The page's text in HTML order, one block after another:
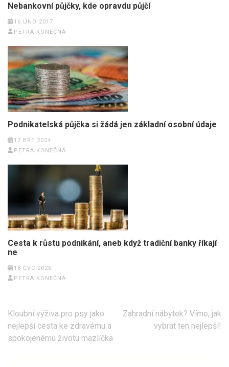
Nebankovní půjčky, kde opravdu půjčí
16 ÚNO 2017
PETRA KONEČNÁ
Podnikatelská půjčka si žádá jen základní osobní údaje
17 BŘE 2024
PETRA KONEČNÁ
Cesta k růstu podnikání, aneb když tradiční banky říkají
ne
18 ČVC 2026
PETRA KONEČNÁ
Navigace
pro
příspěvek
Kloubní výživa pro psy jako
nejlepší cesta ke zdravému a
spokojenému životu mazlíčka
Zahradní nábytek? Víme, jak
vybrat ten nejlepší!